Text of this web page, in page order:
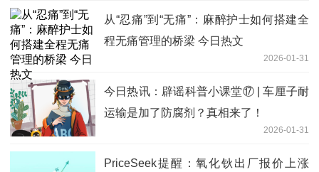
从“忍痛”到“无痛”：麻醉护士如何搭建全
程无痛管理的桥梁 今日热文
2026-01-31
今日热讯：辟谣科普小课堂⑰ | 车厘子耐
运输是加了防腐剂？真相来了！
2026-01-31
PriceSeek提醒：氧化钬出厂报价上涨